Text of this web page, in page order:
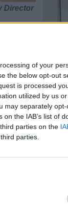
of your
the below opt-out
is processed
utilized by us
may separately
the IAB’s list of
parties on the
parties.
Director
con
più
lo
prima
in via
sua
via
1929,
(MB):